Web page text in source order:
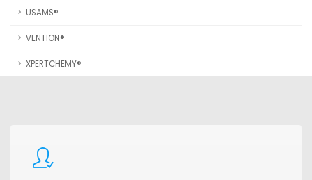
USAMS®
VENTION®
XPERTCHEMY®